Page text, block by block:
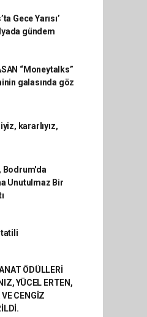
Gece Yarısı’
gündem
“Moneytalks”
galasında göz
kararlıyız,
Bodrum'da
Unutulmaz Bir
tatili
ÖDÜLLERİ
YÜCEL ERTEN,
CENGİZ